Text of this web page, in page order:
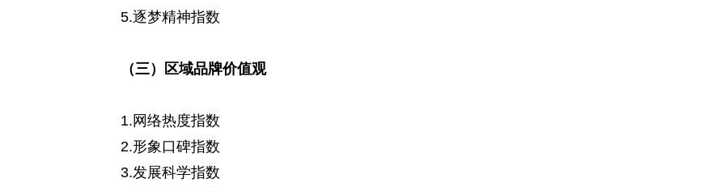
5.逐梦精神指数
（三）区域品牌价值观
1.网络热度指数
2.形象口碑指数
3.发展科学指数